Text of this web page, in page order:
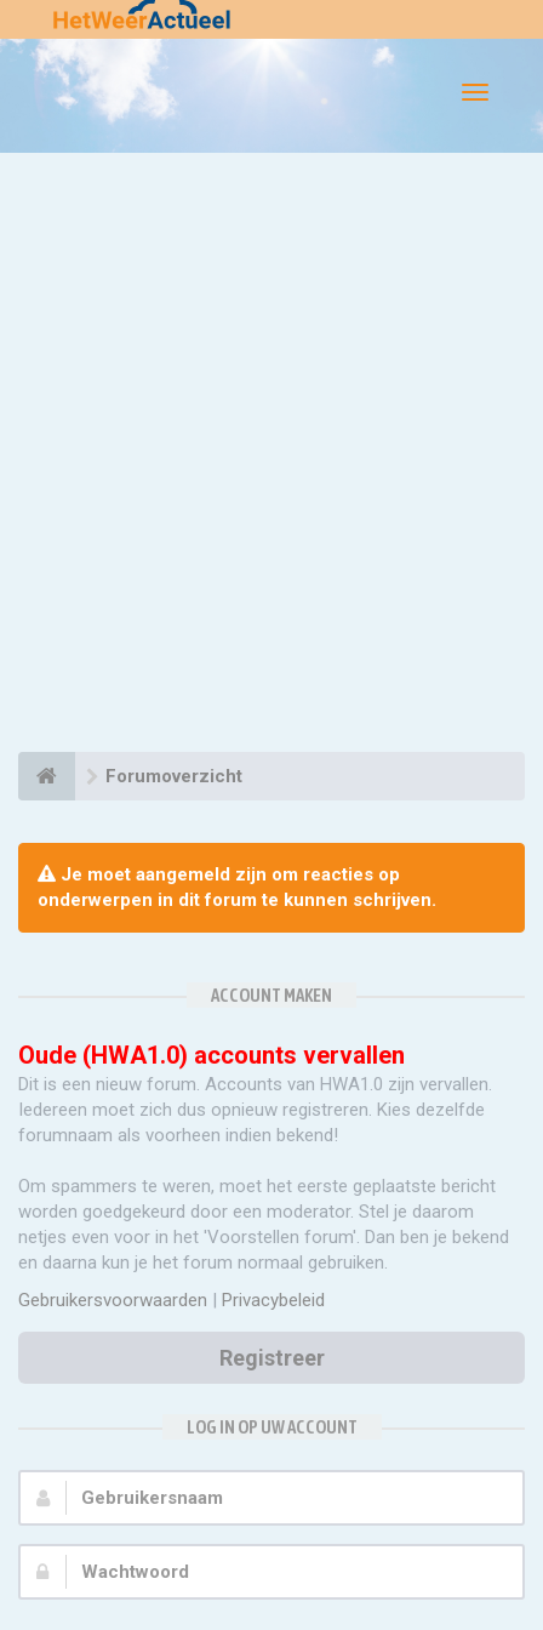
Flip-
Forumoverzicht
Je moet aangemeld zijn om reacties op
onderwerpen in dit forum te kunnen schrijven.
ACCOUNT MAKEN
Oude (HWA1.0) accounts vervallen
Dit is een nieuw forum. Accounts van HWA1.0 zijn vervallen.
Iedereen moet zich dus opnieuw registreren. Kies dezelfde
forumnaam als voorheen indien bekend!
Om spammers te weren, moet het eerste geplaatste bericht
worden goedgekeurd door een moderator. Stel je daarom
netjes even voor in het 'Voorstellen forum'. Dan ben je bekend
en daarna kun je het forum normaal gebruiken.
Gebruikersvoorwaarden | Privacybeleid
Registreer
LOG IN OP UW ACCOUNT
Gebruikersnaam:
Wachtwoord: